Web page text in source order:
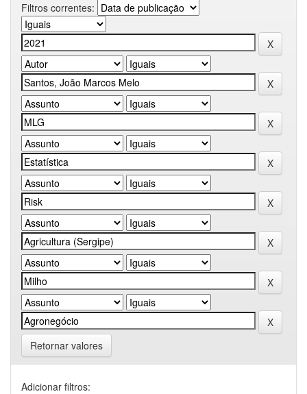
Filtros correntes:
Retornar valores
Adicionar filtros: